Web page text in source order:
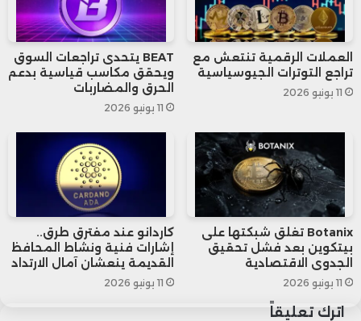
كاب”.
البيتكوين
العملات الرقمية تنتعش مع
تراجع التوترات الجيوسياسية
11 يونيو 2026
BEAT يتحدى تراجعات السوق
ويحقق مكاسب قياسية بدعم
الحرق والمضاربات
11 يونيو 2026
Botanix تغلق شبكتها على
بيتكوين بعد فشل تحقيق
الجدوى الاقتصادية
11 يونيو 2026
كاردانو عند مفترق طرق..
إشارات فنية ونشاط المحافظ
القديمة ينعشان آمال الارتداد
11 يونيو 2026
اترك تعليقاً